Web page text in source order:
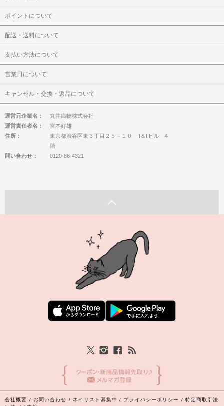
ポイントについて
配送・送料について
支払い方法について
営業日について
キャンセル・交換・返品について
運営元企業名：
丸井織物株式会社
運営責任者名：
宮本好雄
住所：
東京都渋谷区東３丁目２５－１０ T&Tビル 4
階
問い合わせ：
0120-86-4321
会社概要 / お問い合わせ / ネイリスト募集中 / プライバシーポリシー / 特定商取引法